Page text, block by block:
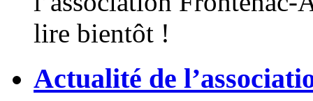
lire bientôt !
Actualité de